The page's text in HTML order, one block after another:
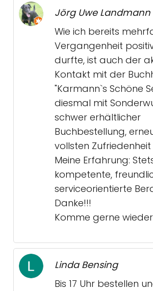
Jörg Uwe Landmann
Wie ich bereits
Vergangenheit
durfte, ist auch der
Kontakt mit der
"Karmann`s Schöne
diesmal mit
schwer erhältlicher
Buchbestellung,
vollsten
Meine Erfahrung:
kompetente,
serviceorientierte
Danke!!!
Komme gerne
Linda Bensing
Bis 17 Uhr bestellen